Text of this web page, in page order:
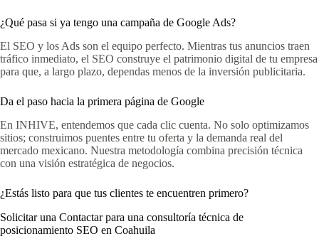
¿Qué pasa si ya tengo una campaña de Google Ads?
El SEO y los Ads son el equipo perfecto. Mientras tus anuncios traen
tráfico inmediato, el SEO construye el patrimonio digital de tu empresa
para que, a largo plazo, dependas menos de la inversión publicitaria.
Da el paso hacia la primera página de Google
En INHIVE, entendemos que cada clic cuenta. No solo optimizamos
sitios; construimos puentes entre tu oferta y la demanda real del
mercado mexicano. Nuestra metodología combina precisión técnica
con una visión estratégica de negocios.
¿Estás listo para que tus clientes te encuentren primero?
Solicitar una Contactar para una consultoría técnica de
posicionamiento SEO en Coahuila